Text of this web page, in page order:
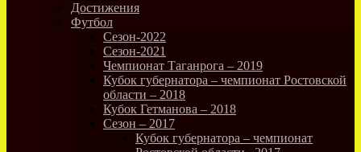
Достижения
Футбол
Сезон-2022
Сезон-2021
Чемпионат Таганрога – 2019
Кубок губернатора – чемпионат Ростовской
области – 2018
Кубок Гетманова – 2018
Сезон – 2017
Кубок губернатора – чемпионат